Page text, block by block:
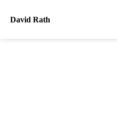
David Rath